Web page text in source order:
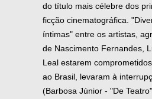
do título mais célebre dos
ficção cinematográfica.
íntimas" entre os artistas,
de Nascimento Fernandes,
Leal estarem
ao Brasil, levaram à
(Barbosa Júnior - "De